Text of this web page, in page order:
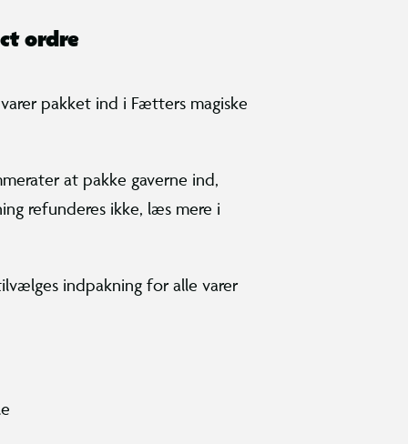
ordre
pakket ind i Fætters magiske
at pakke gaverne ind,
refunderes ikke, læs mere i
indpakning for alle varer